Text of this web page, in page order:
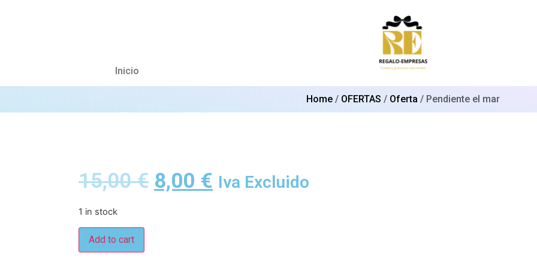
Inicio
Home/ OFERTAS / Oferta / Pendiente el mar
15,00€ 8,00 € Iva Excluido
1 in stock
Add to cart